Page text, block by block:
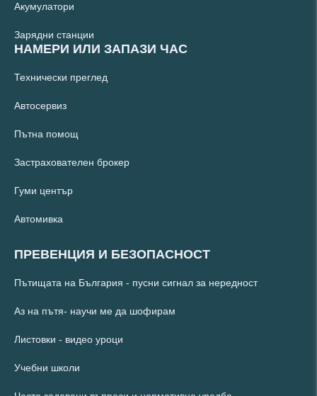
Акумулатори
Зарядни станции
НАМЕРИ ИЛИ ЗАПАЗИ ЧАС
Технически преглед
Автосервиз
Пътна помощ
Застрахователен брокер
Гуми център
Автомивка
ПРЕВЕНЦИЯ И БЕЗОПАСНОСТ
Пътищата на България - пусни сигнал за нередност
Аз на пътя- научи ме да шофирам
Листовки - видео уроци
Учебни школи